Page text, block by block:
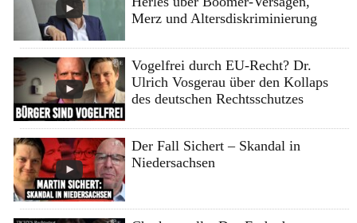
Merz und Altersdiskriminierung
Vogelfrei durch EU-Recht? Dr.
Ulrich Vosgerau über den Kollaps
des deutschen Rechtsschutzes
Der Fall Sichert – Skandal in
Niedersachsen